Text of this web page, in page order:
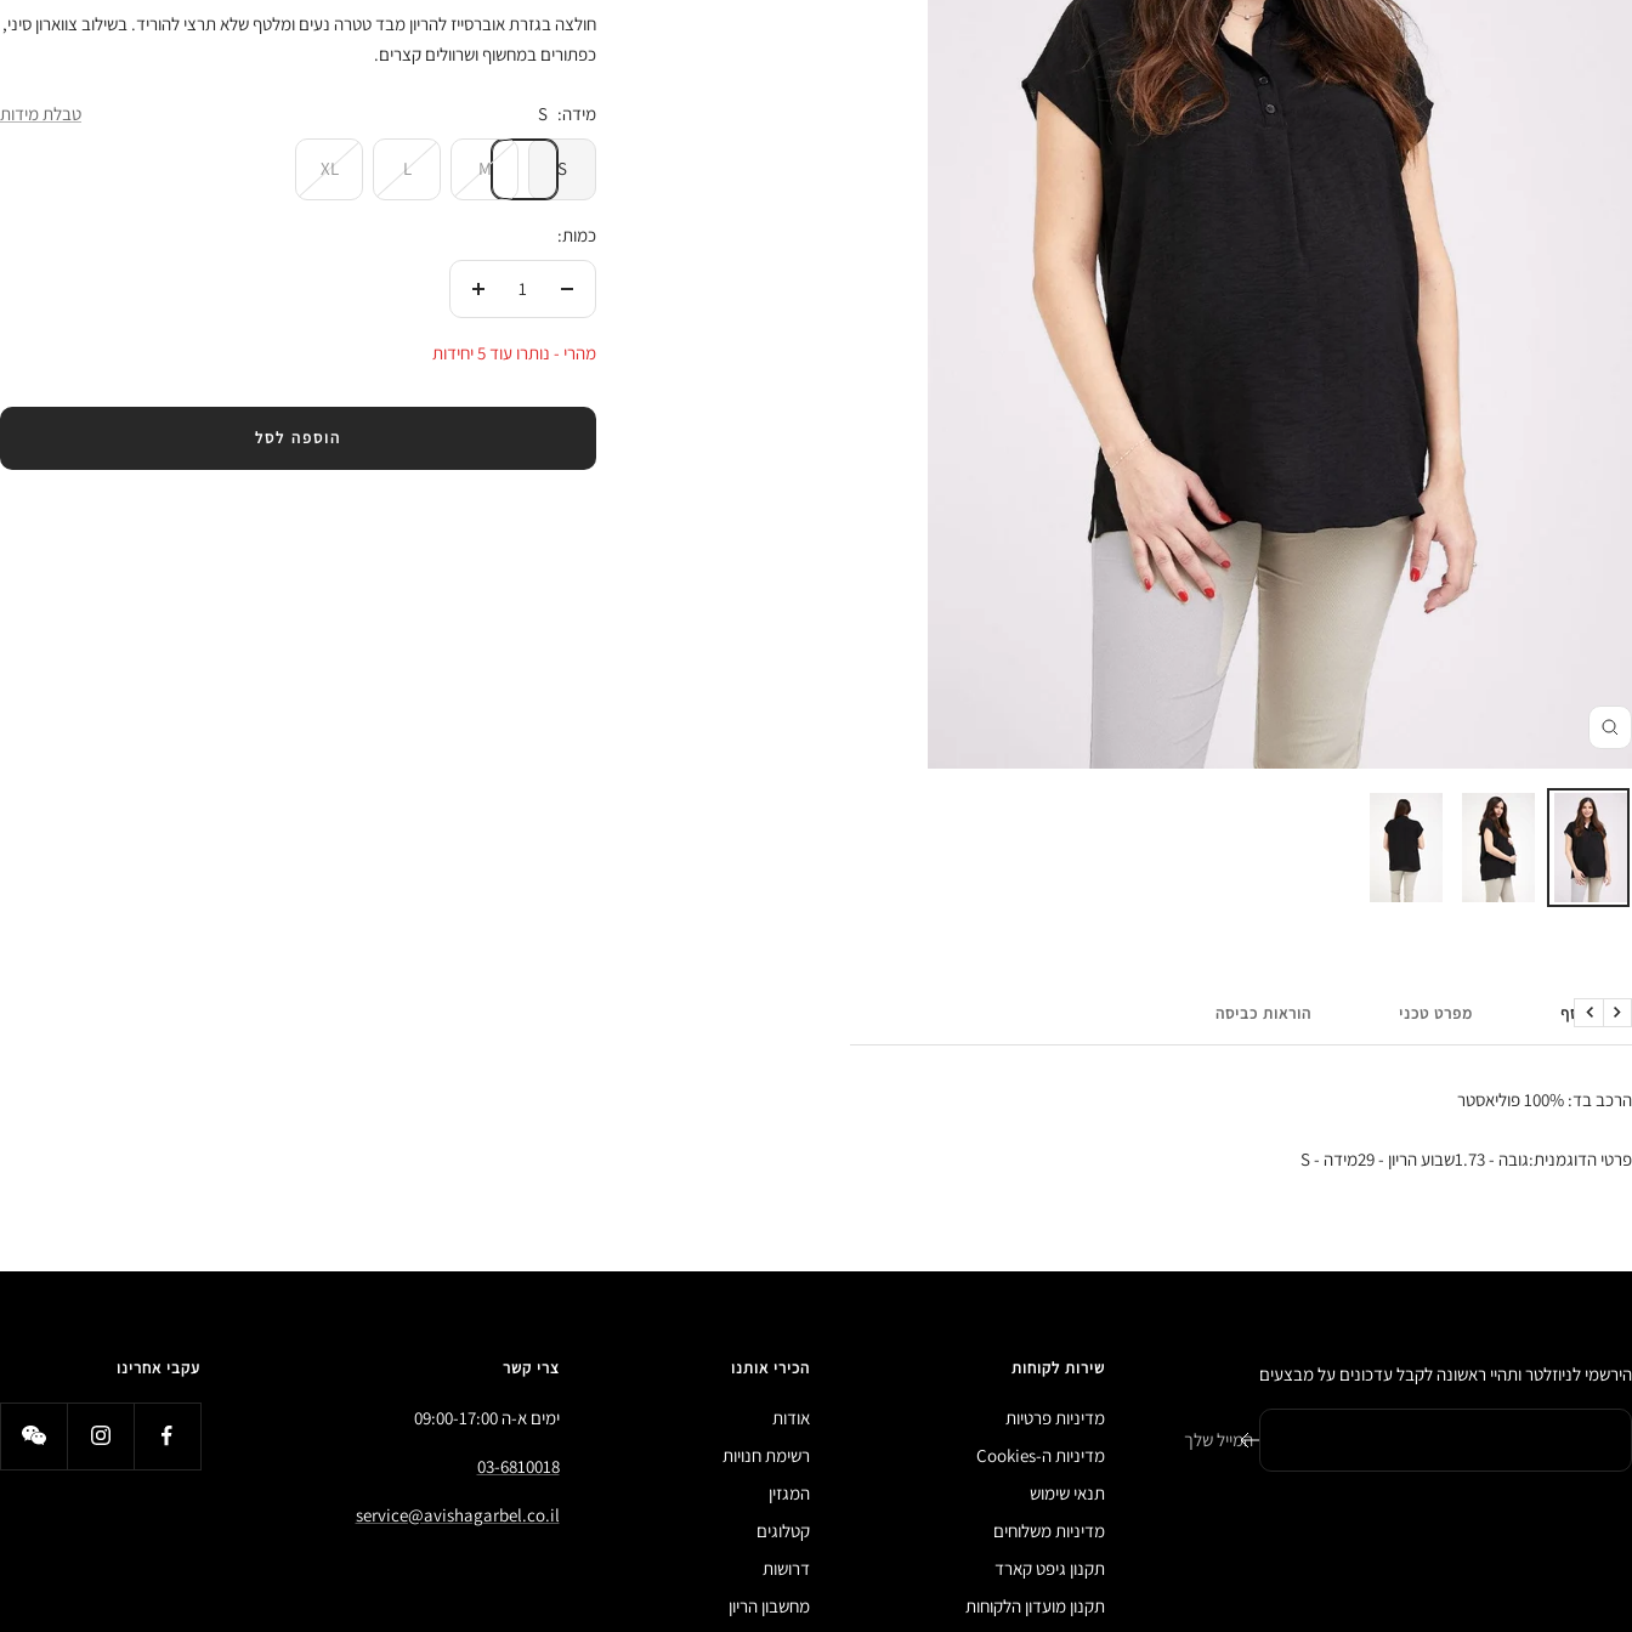
זום
חולצה בגזרת אוברסייז להריון מבד טטרה נעים ומלטף שלא תרצי להוריד. בשילוב צווארון סיני,
כפתורים במחשוף ושרוולים קצרים.
מידה: S טבלת מידות
S
M
L
XL
כמות:
העלי
מהרי - נותרו עוד 5 יחידות
הוספה לסל
מידע נוסף מפרט טכני הוראות כביסה
הקודם
הבא
הרכב בד: 100% פוליאסטר
פרטי הדוגמנית:גובה - 1.73שבוע הריון - 29מידה - S
הירשמי לניוזלטר ותהיי ראשונה לקבל עדכונים על מבצעים
המייל שלך
שירות לקוחות
מדיניות פרטיות
מדיניות ה-Cookies
תנאי שימוש
מדיניות משלוחים
תקנון גיפט קארד
תקנון מועדון הלקוחות
הכירי אותנו
אודות
רשימת חנויות
המגזין
קטלוגים
דרושות
מחשבון הריון
צרי קשר
ימים א-ה 09:00-17:00
03-6810018
service@avishagarbel.co.il
עקבי אחרינו